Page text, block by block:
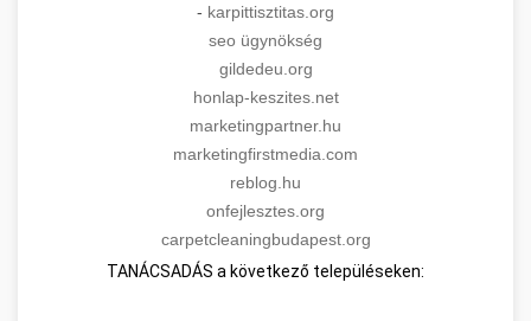
- karpittisztitas.org
seo ügynökség
gildedeu.org
honlap-keszites.net
marketingpartner.hu
marketingfirstmedia.com
reblog.hu
onfejlesztes.org
carpetcleaningbudapest.org
TANÁCSADÁS a következő településeken: